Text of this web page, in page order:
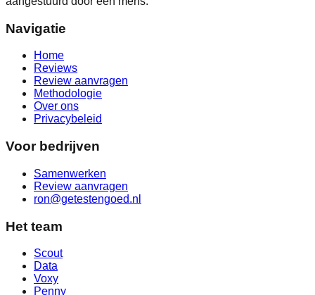
Navigatie
Home
Reviews
Review aanvragen
Methodologie
Over ons
Privacybeleid
Voor bedrijven
Samenwerken
Review aanvragen
ron@getestengoed.nl
Het team
Scout
Data
Voxy
Penny